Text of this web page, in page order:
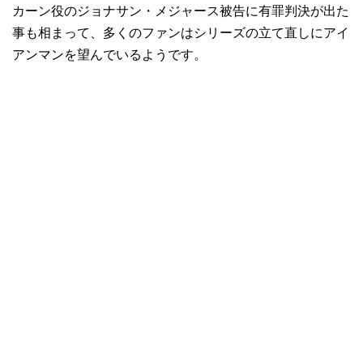
カーン役のジョナサン・メジャース被告に有罪判決が出た
事も相まって、多くのファンはシリーズの立て直しにアイ
アンマンを望んでいるようです。